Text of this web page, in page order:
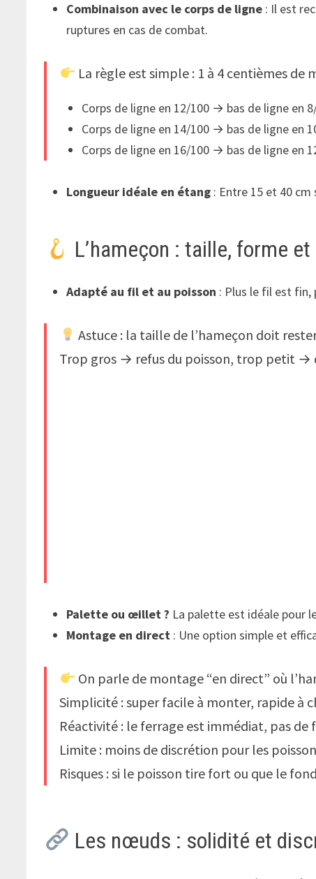
Combinaison avec le corps de ligne : Il est
ruptures en cas de combat.
La règle est simple : 1 à 4 centièmes de
Corps de ligne en 12/100 → bas de ligne en
Corps de ligne en 14/100 → bas de ligne en
Corps de ligne en 16/100 → bas de ligne en
Longueur idéale en étang : Entre 15 et 40 cm
L’hameçon : taille, forme
Adapté au fil et au poisson : Plus le fil est fin,
Astuce : la taille de l’hameçon doit
Trop gros → refus du poisson, trop petit →
Palette ou œillet ? La palette est idéale pour
Montage en direct : Une option simple et
On parle de montage “en direct” où
Simplicité : super facile à monter, rapide à
Réactivité : le ferrage est immédiat, pas
Limite : moins de discrétion pour les
Risques : si le poisson tire fort ou que le
Les nœuds : solidité et